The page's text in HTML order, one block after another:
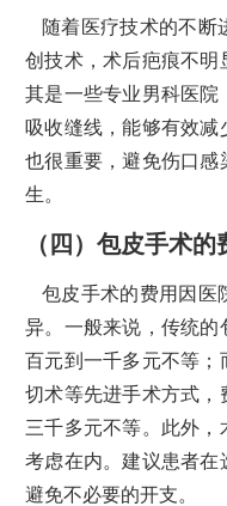
随着医疗技术的不断
创技术，术后疤痕不明
其是一些专业男科医院
吸收缝线，能够有效
也很重要，避免伤口感
生。
（四）包皮手术的
包皮手术的费用因医
异。一般来说，传统的
百元到一千多元不等；
切术等先进手术方式，
三千多元不等。此外
考虑在内。建议患者在
避免不必要的开支。